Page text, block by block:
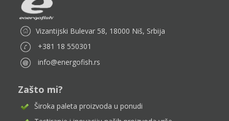
Vizantijski Bulevar 58, 18000 Niš, Srbija
+381 18 550301
info@energofish.rs
Zašto mi?
Široka paleta proizvoda u ponudi